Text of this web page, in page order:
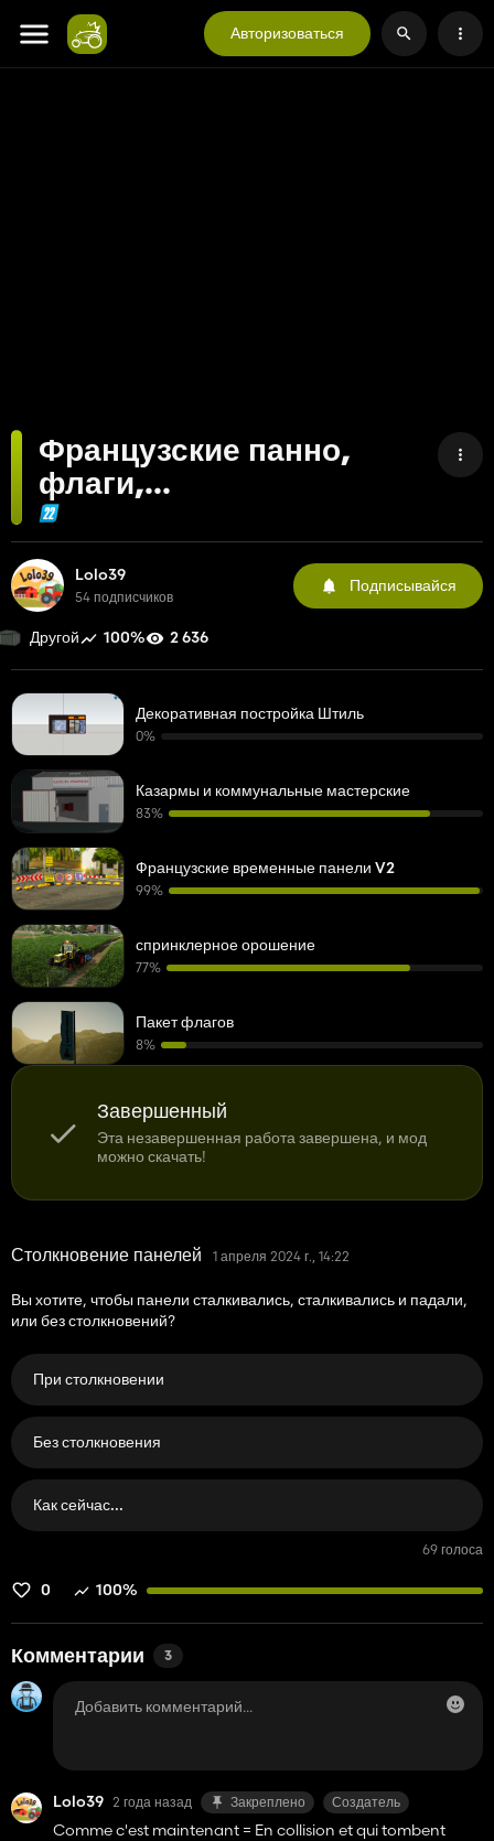
Авторизоваться
Французские панно,
флаги,...
Lolo39
54 подписчиков
Подписывайся
Другой 100% 2 636
Завершенный
Эта незавершенная работа завершена, и мод
можно скачать!
Столкновение панелей 1 апреля 2024 г., 14:22
Вы хотите, чтобы панели сталкивались, сталкивались и падали,
или без столкновений?
При столкновении
Без столкновения
Как сейчас...
69 голоса
0 100%
Комментарии 3
Lolo39 2 года назад Закреплено Создатель
Comme c'est maintenant = En collision et qui tombent
Декоративная постройка Штиль
0%
Казармы и коммунальные мастерские
83%
Французские временные панели V2
99%
спринклерное орошение
77%
Пакет флагов
8%